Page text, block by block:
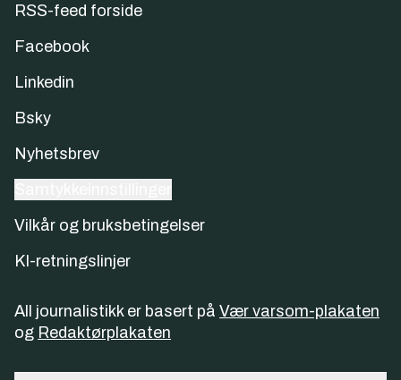
RSS-feed forside
Facebook
Linkedin
Bsky
Nyhetsbrev
Vilkår og bruksbetingelser
KI-retningslinjer
All journalistikk er basert på Vær varsom-plakaten
og Redaktørplakaten